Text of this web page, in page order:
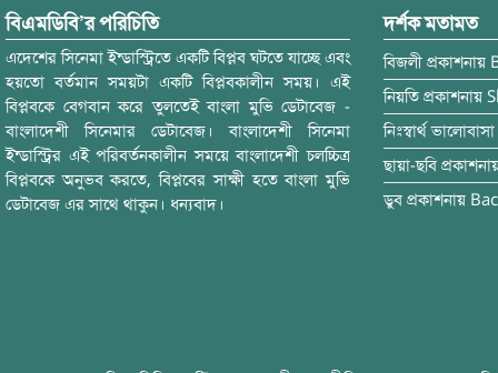
বিএমডিবি’র পরিচিতি
এদেশের সিনেমা ইন্ডাস্ট্রিতে একটি বিপ্লব ঘটতে যাচ্ছে এবং
হয়তো বর্তমান সময়টা একটি বিপ্লবকালীন সময়। এই
বিপ্লবকে বেগবান করে তুলতেই বাংলা মুভি ডেটাবেজ -
বাংলাদেশী সিনেমার ডেটাবেজ। বাংলাদেশী সিনেমা
ইন্ডাস্ট্রির এই পরিবর্তনকালীন সময়ে বাংলাদেশী চলচ্চিত্র
বিপ্লবকে অনুভব করতে, বিপ্লবের সাক্ষী হতে বাংলা মুভি
ডেটাবেজ এর সাথে থাকুন। ধন্যবাদ।
দর্শক মতামত
বিজলী প্রকাশনায়
নিয়তি প্রকাশনায়
নিঃস্বার্থ ভালোবাসা
ছায়া-ছবি
ডুব প্রকাশনায়